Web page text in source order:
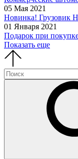
05 Мая 2021
Новинка! Грузовик
01 Января 2021
Подарок при
Показать еще